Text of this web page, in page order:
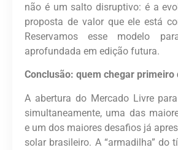
não é um salto disruptivo: é a
proposta de valor que ele está
Reservamos esse modelo
aprofundada em edição futura.
Conclusão: quem chegar
A abertura do Mercado Livre
simultaneamente, uma das
e um dos maiores desafios já
solar brasileiro. A “armadilha” do